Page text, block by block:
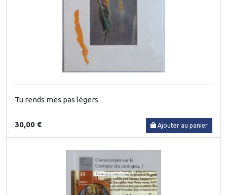
Tu rends mes pas légers
30,00 € Ajouter au panier